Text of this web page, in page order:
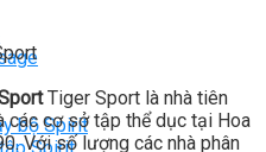
bộ Spirit
Tiger Sport là nhà tiên
các cơ sở tập thể dục tại Hoa
Với số lượng các nhà phân